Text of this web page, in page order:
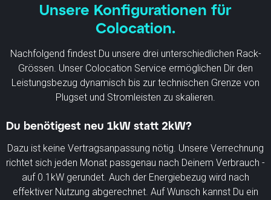
Unsere Konfigurationen für
Colocation.
Nachfolgend findest Du unsere drei unterschiedlichen Rack-
Grössen. Unser Colocation Service ermöglichen Dir den
Leistungsbezug dynamisch bis zur technischen Grenze von
Plugset und Stromleisten zu skalieren.
Du benötigest neu 1kW statt 2kW?
Dazu ist keine Vertragsanpassung nötig. Unsere Verrechnung
richtet sich jeden Monat passgenau nach Deinem Verbrauch -
auf 0.1kW gerundet. Auch der Energiebezug wird nach
effektiver Nutzung abgerechnet. Auf Wunsch kannst Du ein